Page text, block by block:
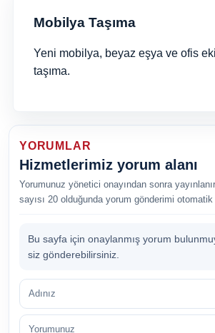
Mobilya Taşıma
Yeni mobilya, beyaz eşya ve ofis
taşıma.
YORUMLAR
Hizmetlerimiz yorum alanı
Yorumunuz yönetici onayından sonra
sayısı 20 olduğunda yorum gönderimi otomatik
Bu sayfa için onaylanmış yorum
siz gönderebilirsiniz.
Adınız
Yorumunuz